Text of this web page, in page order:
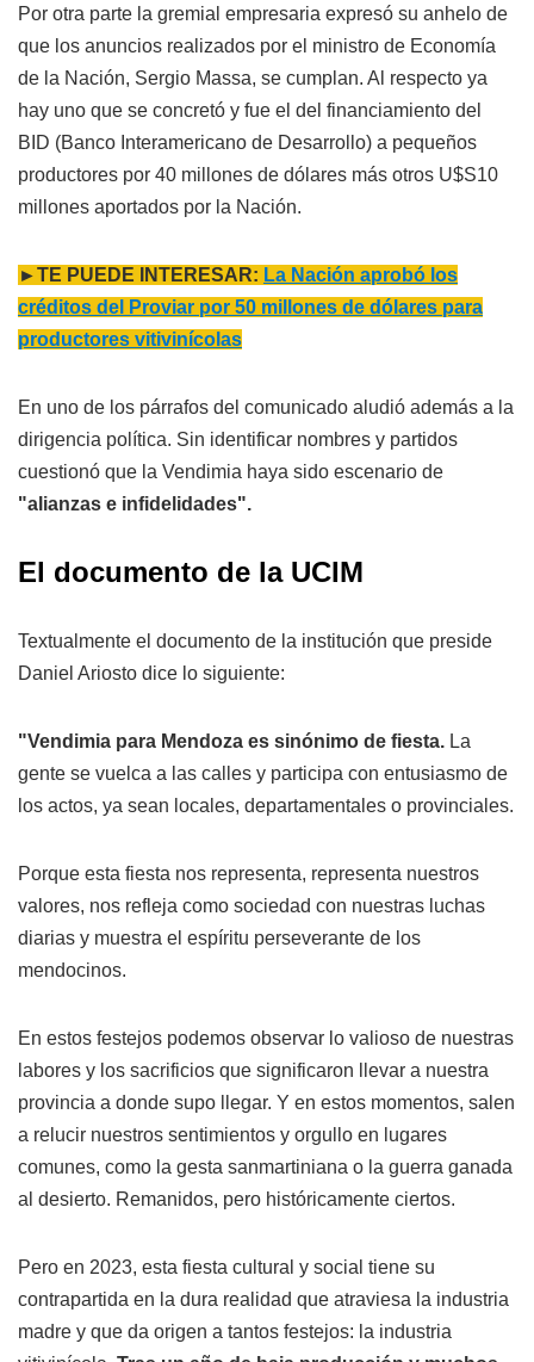
Por otra parte la gremial empresaria expresó su anhelo de
que los anuncios realizados por el ministro de Economía
de la Nación, Sergio Massa, se cumplan. Al respecto ya
hay uno que se concretó y fue el del financiamiento del
BID (Banco Interamericano de Desarrollo) a pequeños
productores por 40 millones de dólares más otros U$S10
millones aportados por la Nación.
►TE PUEDE INTERESAR: La Nación aprobó los
créditos del Proviar por 50 millones de dólares para
productores vitivinícolas
En uno de los párrafos del comunicado aludió además a la
dirigencia política. Sin identificar nombres y partidos
cuestionó que la Vendimia haya sido escenario de
"alianzas e infidelidades".
El documento de la UCIM
Textualmente el documento de la institución que preside
Daniel Ariosto dice lo siguiente:
"Vendimia para Mendoza es sinónimo de fiesta. La
gente se vuelca a las calles y participa con entusiasmo de
los actos, ya sean locales, departamentales o provinciales.
Porque esta fiesta nos representa, representa nuestros
valores, nos refleja como sociedad con nuestras luchas
diarias y muestra el espíritu perseverante de los
mendocinos.
En estos festejos podemos observar lo valioso de nuestras
labores y los sacrificios que significaron llevar a nuestra
provincia a donde supo llegar. Y en estos momentos, salen
a relucir nuestros sentimientos y orgullo en lugares
comunes, como la gesta sanmartiniana o la guerra ganada
al desierto. Remanidos, pero históricamente ciertos.
Pero en 2023, esta fiesta cultural y social tiene su
contrapartida en la dura realidad que atraviesa la industria
madre y que da origen a tantos festejos: la industria